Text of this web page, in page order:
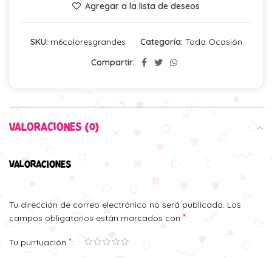
Agregar a la lista de deseos
SKU: m6coloresgrandes Categoría: Toda Ocasión
Compartir:
VALORACIONES (0)
VALORACIONES
Tu dirección de correo electrónico no será publicada. Los
campos obligatorios están marcados con *
Tu puntuación *